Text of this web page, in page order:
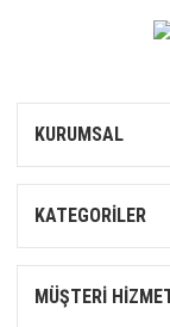
KURUMSAL
KATEGORİLER
MÜŞTERİ